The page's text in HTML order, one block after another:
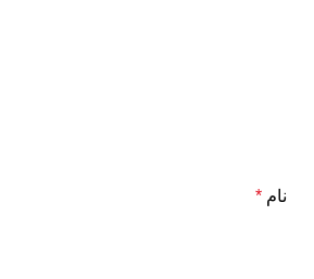
نام *